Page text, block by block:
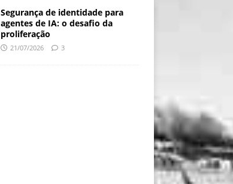
Segurança de identidade para
agentes de IA: o desafio da
proliferação
21/07/2026 3